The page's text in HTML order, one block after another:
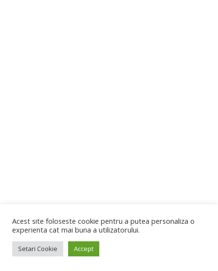
Acest site foloseste cookie pentru a putea personaliza o
experienta cat mai buna a utilizatorului.
Setari Cookie Accept